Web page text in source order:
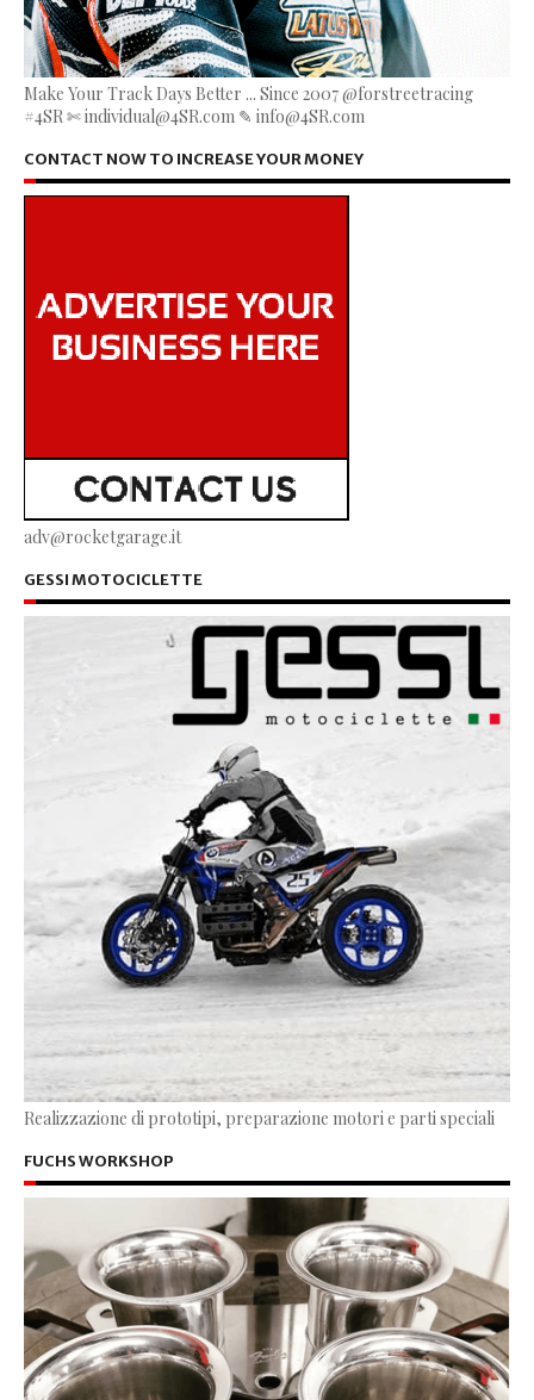
Make Your Track Days Better ... Since 2007 @forstreetracing
#4SR ✄ individual@4SR.com ✎ info@4SR.com
CONTACT NOW TO INCREASE YOUR MONEY
adv@rocketgarage.it
GESSI MOTOCICLETTE
Realizzazione di prototipi, preparazione motori e parti speciali
FUCHS WORKSHOP